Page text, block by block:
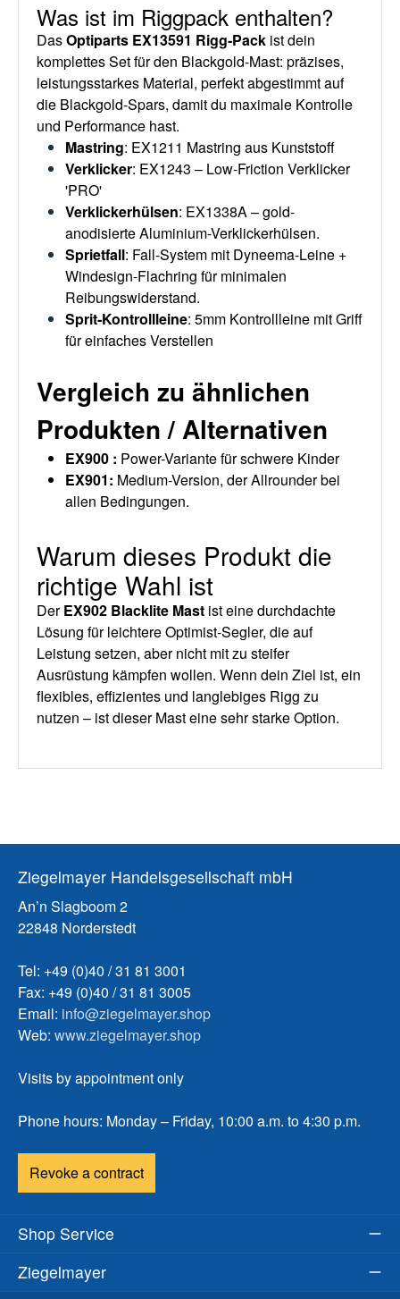
Was ist im Riggpack enthalten?
DasOptiparts EX13591 Rigg‑Pack ist dein
komplettes Set für den Blackgold‑Mast: präzises,
leistungsstarkes Material, perfekt abgestimmt auf
die Blackgold-Spars, damit du maximale Kontrolle
und Performance hast.
Mastring: EX1211 Mastring aus Kunststoff
Verklicker: EX1243 – Low-Friction Verklicker
'PRO'
Verklickerhülsen: EX1338A – gold-
anodisierte Aluminium-Verklickerhülsen.
Sprietfall: Fall‑System mit Dyneema-Leine +
Windesign-Flachring für minimalen
Reibungswiderstand.
Sprit-Kontrollleine: 5mm Kontrollleine mit Griff
für einfaches Verstellen
Vergleich zu ähnlichen
Produkten / Alternativen
EX900 : Power-Variante für schwere Kinder
EX901: Medium-Version, der Allrounder bei
allen Bedingungen.
Warum dieses Produkt die
richtige Wahl ist
DerEX902 Blacklite Mast ist eine durchdachte
Lösung für leichtere Optimist-Segler, die auf
Leistung setzen, aber nicht mit zu steifer
Ausrüstung kämpfen wollen. Wenn dein Ziel ist, ein
flexibles, effizientes und langlebiges Rigg zu
nutzen – ist dieser Mast eine sehr starke Option.
Ziegelmayer Handelsgesellschaft mbH
An’n Slagboom 2
22848 Norderstedt
Tel: +49 (0)40 / 31 81 3001
Fax: +49 (0)40 / 31 81 3005
Email: info@ziegelmayer.shop
Web: www.ziegelmayer.shop
Visits by appointment only
Phone hours: Monday – Friday, 10:00 a.m. to 4:30 p.m.
Revoke a contract
Shop Service
Ziegelmayer